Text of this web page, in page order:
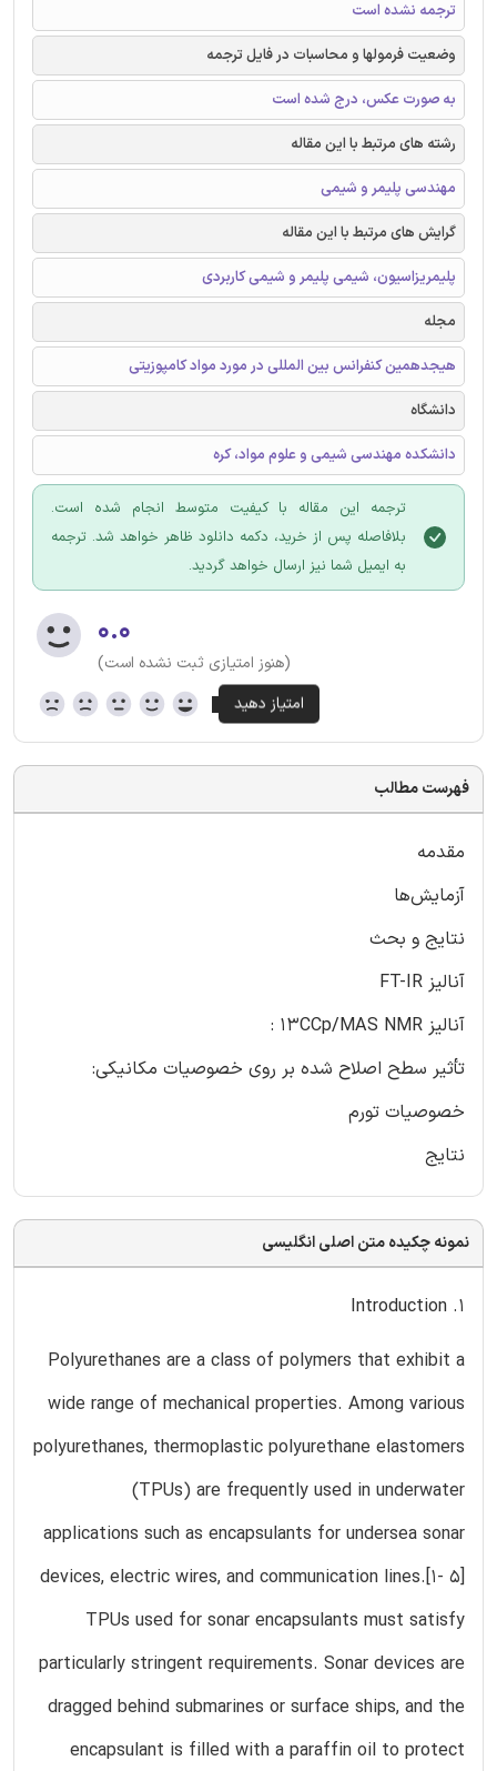
ترجمه نشده است
وضعیت فرمولها و محاسبات در فایل ترجمه
به صورت عکس، درج شده است
رشته های مرتبط با این مقاله
مهندسی پلیمر و شیمی
گرایش های مرتبط با این مقاله
پلیمریزاسیون، شیمی پلیمر و شیمی کاربردی
مجله
هیجدهمین کنفرانس بین المللی در مورد مواد کامپوزیتی
دانشگاه
دانشکده مهندسی شیمی و علوم مواد، کره
ترجمه این مقاله با کیفیت متوسط انجام شده است.
بلافاصله پس از خرید، دکمه دانلود ظاهر خواهد شد. ترجمه
به ایمیل شما نیز ارسال خواهد گردید.
۰.۰
(هنوز امتیازی ثبت نشده است)
فهرست مطالب
مقدمه
آزمایش‌ها
نتایج و بحث
آنالیز FT-IR
آنالیز 13CCp/MAS NMR :
تأثیر سطح اصلاح شده بر روی خصوصیات مکانیکی:
خصوصیات تورم
نتایج
نمونه چکیده متن اصلی انگلیسی
1. Introduction
Polyurethanes are a class of polymers that exhibit a
wide range of mechanical properties. Among various
polyurethanes, thermoplastic polyurethane elastomers
(TPUs) are frequently used in underwater
applications such as encapsulants for undersea sonar
devices, electric wires, and communication lines.[1- 5]
TPUs used for sonar encapsulants must satisfy
particularly stringent requirements. Sonar devices are
dragged behind submarines or surface ships, and the
encapsulant is filled with a paraffin oil to protect